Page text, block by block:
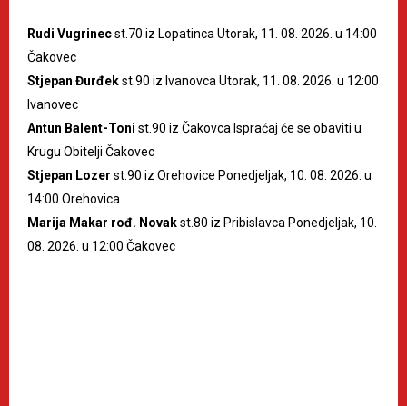
Rudi Vugrinecst.70 iz Lopatinca Utorak, 11. 08. 2026. u 14:00
Čakovec
Stjepan Đurđekst.90 iz Ivanovca Utorak, 11. 08. 2026. u 12:00
Ivanovec
Antun Balent-Toni st.90 iz Čakovca Ispraćaj će se obaviti u
Krugu Obitelji Čakovec
Stjepan Lozer st.90 iz Orehovice Ponedjeljak, 10. 08. 2026. u
14:00 Orehovica
Marija Makar rođ. Novakst.80 iz Pribislavca Ponedjeljak, 10.
08. 2026. u 12:00 Čakovec